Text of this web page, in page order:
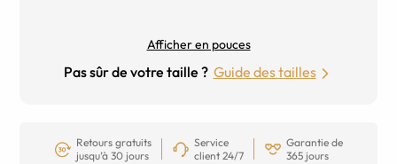
Afficher en pouces
Pas sûr de votre taille ? Guide des tailles
Retours gratuits
jusqu’à 30 jours
Service
client 24/7
Garantie de
365 jours